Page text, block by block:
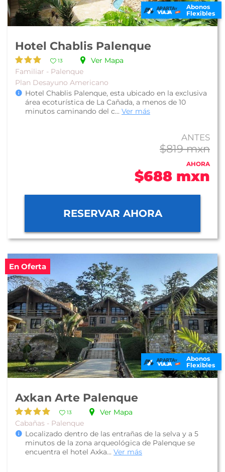
Abonos
Flexibles
Hotel Chablis Palenque
13
Ver Mapa
Familiar - Palenque
Plan Desayuno Americano
Hotel Chablis Palenque, esta ubicado en la exclusiva
área ecoturística de La Cañada, a menos de 10
minutos caminando del c... Ver más
ANTES
$819 mxn
AHORA
$688 mxn
RESERVAR AHORA
En Oferta
Abonos
Flexibles
Axkan Arte Palenque
13
Ver Mapa
Cabañas - Palenque
Localizado dentro de las entrañas de la selva y a 5
minutos de la zona arqueológica de Palenque se
encuentra el hotel Axka... Ver más